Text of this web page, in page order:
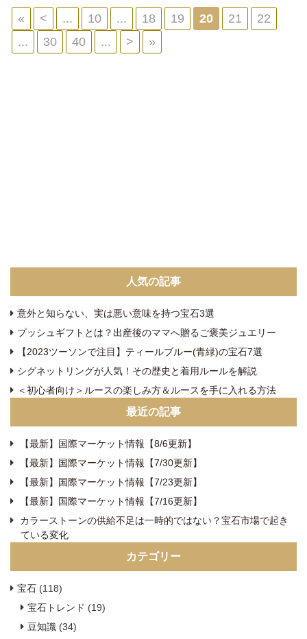
« < ... 10 ... 18 19 20 21
22
...
30 40 ... > »
人気の記事
意外と知らない、実は悪い意味を持つ宝石3選
プッシュギフトとは？出産後のママへ贈るご褒美ジュエリー
【2023ツーソンで注目】ティールブルー(青緑)の宝石7選
シグネットリングが人気！その歴史と着用ルールを解説
＜初心者向け＞ルースの楽しみ方＆ルースを手に入れる方法
最近の記事
【最新】国際マーケット情報【8/6更新】
【最新】国際マーケット情報【7/30更新】
【最新】国際マーケット情報【7/23更新】
【最新】国際マーケット情報【7/16更新】
カラーストーンの供給不足は一時的ではない？宝石市場で起き
ている変化
カテゴリー
宝石 (118)
宝石トレンド (19)
豆知識 (34)